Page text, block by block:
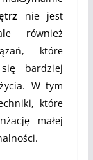
nie jest
również
które
bardziej
W tym
które
małej